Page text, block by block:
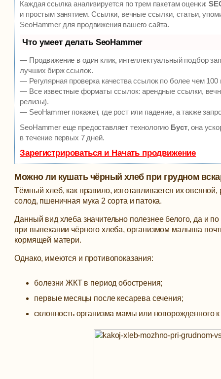
Каждая ссылка анализируется по трем пакетам оценки:
и простым занятием. Ссылки, вечные ссылки, статьи,
SeoHammer для продвижения вашего сайта.
Что умеет делать SeoHammer
— Продвижение в один клик, интеллектуальный подбор
лучших бирж ссылок.
— Регулярная проверка качества ссылок по более чем
— Все известные форматы ссылок: арендные ссылки,
релизы).
— SeoHammer покажет, где рост или падение, а также
SeoHammer еще предоставляет технологию Буст, она
в течение первых 7 дней.
Зарегистрироваться и Начать продвижение
Можно ли кушать чёрный хлеб при грудном
Тёмный хлеб, как правило, изготавливается их
солод, пшеничная мука 2 сорта и патока.
Данный вид хлеба значительно полезнее белого, да и
при выпекании чёрного хлеба, организмом малыша
кормящей матери.
Однако, имеются и противопоказания:
болезни ЖКТ в период обострения;
первые месяцы после кесарева сечения;
склонность организма мамы или новорожденного к